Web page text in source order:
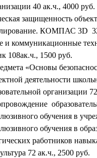
40 ак.ч., 4000 руб.
защищенность
КОМПАС 3D
коммуникационные
108ак.ч., 1500 руб.
«Основы
деятельности
организации
обучения в
обучения в
работников
72 ак.ч., 2500 руб.